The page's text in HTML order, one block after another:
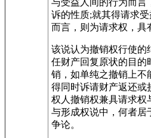
诉的性质;就其得请求
而言，则为请求权，具
该说认为撤销权行使的
任财产回复原状的目的
销，如单纯之撤销上不
得同时诉请财产返还或
权人撤销权兼具请求权
与形成权说中，何者居
争论。